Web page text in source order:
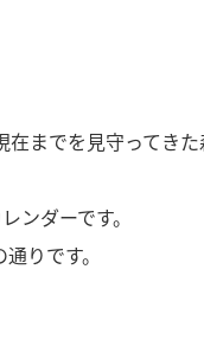
までを見守ってき
ンダーです。
りです。